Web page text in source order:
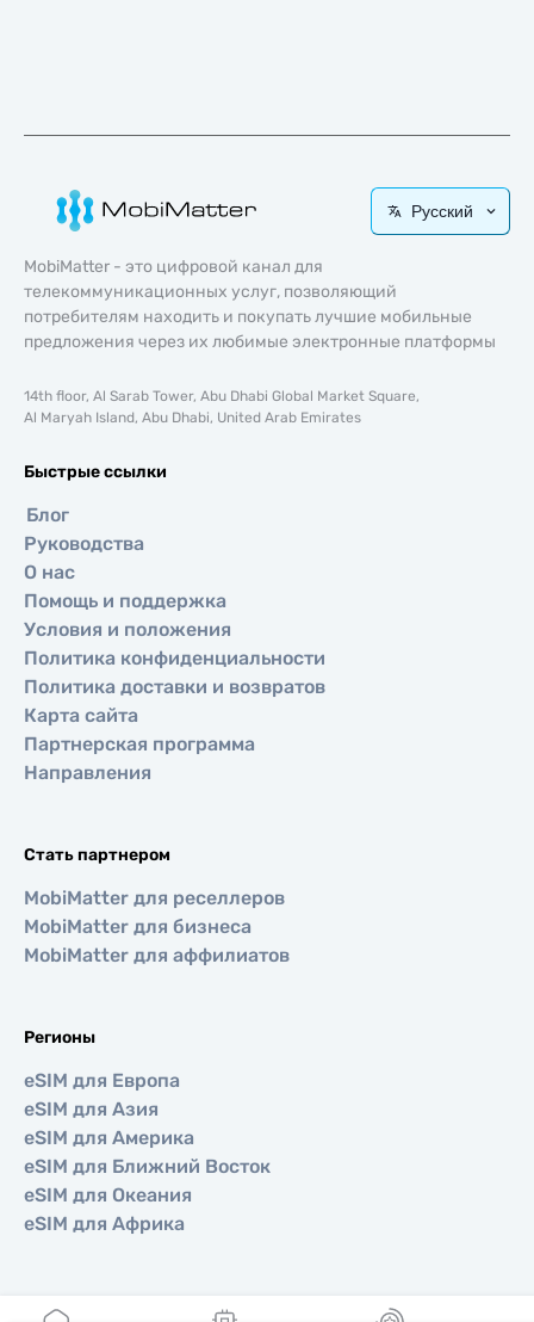
Русский
MobiMatter - это цифровой канал для
телекоммуникационных услуг, позволяющий
потребителям находить и покупать лучшие мобильные
предложения через их любимые электронные платформы
14th floor, Al Sarab Tower, Abu Dhabi Global Market Square,
Al Maryah Island, Abu Dhabi, United Arab Emirates
Быстрые ссылки
Блог
Руководства
О нас
Помощь и поддержка
Условия и положения
Политика конфиденциальности
Политика доставки и возвратов
Карта сайта
Партнерская программа
Направления
Стать партнером
MobiMatter для реселлеров
MobiMatter для бизнеса
MobiMatter для аффилиатов
Регионы
eSIM для Европа
eSIM для Азия
eSIM для Америка
eSIM для Ближний Восток
eSIM для Океания
eSIM для Африка
Страны